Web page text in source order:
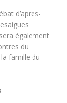
d’après-
également
du
famille du